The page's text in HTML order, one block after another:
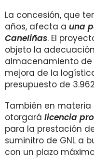
La concesión, que
años, afecta a una
Caneliñas. El
objeto la
almacenamiento
mejora de la
presupuesto de
También en
otorgará licencia
para la prestación
suminitro de GNL a
con un plazo